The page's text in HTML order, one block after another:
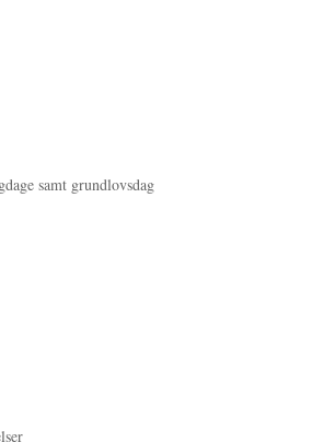
samt grundlovsdag